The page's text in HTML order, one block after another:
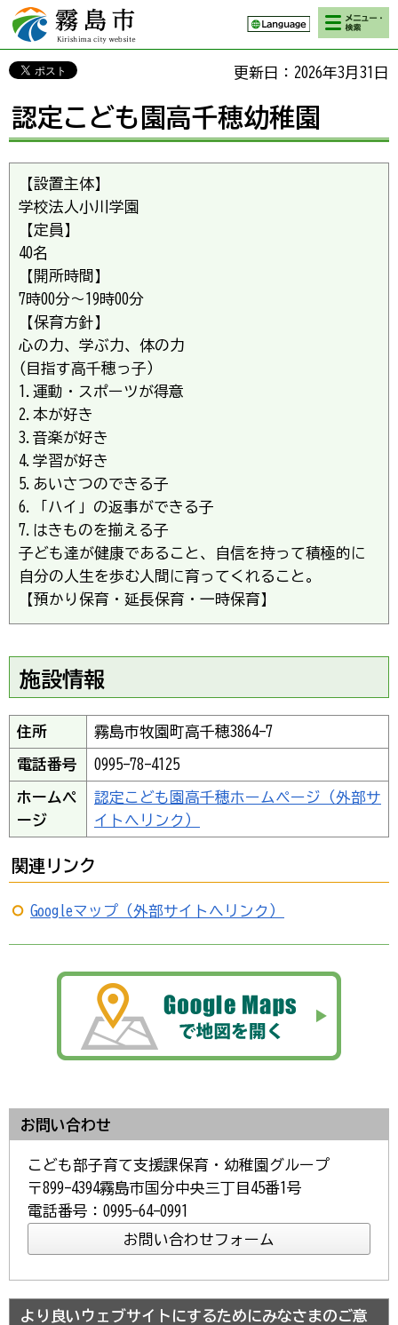
霧島市 Kirishima
city website
検索・メニ
ュー
更新日：2026年3月31日
認定こども園高千穂幼稚園
【設置主体】
学校法人小川学園
【定員】
40名
【開所時間】
7時00分～19時00分
【保育方針】
心の力、学ぶ力、体の力
(目指す高千穂っ子）
1.運動・スポーツが得意
2.本が好き
3.音楽が好き
4.学習が好き
5.あいさつのできる子
6.「ハイ」の返事ができる子
7.はきものを揃える子
子ども達が健康であること、自信を持って積極的に
自分の人生を歩む人間に育ってくれること。
【預かり保育・延長保育・一時保育】
施設情報
住所 霧島市牧園町高千穂3864-7
電話番号 0995-78-4125
ホームペ
ージ
認定こども園高千穂ホームページ（外部サ
イトへリンク）
関連リンク
Googleマップ（外部サイトへリンク）
お問い合わせ
こども部子育て支援課保育・幼稚園グループ
〒899-4394霧島市国分中央三丁目45番1号
電話番号：0995-64-0991
より良いウェブサイトにするためにみなさまのご意